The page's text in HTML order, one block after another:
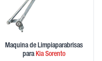
Maquina de Limpiaparabrisas
paraKiaSorento